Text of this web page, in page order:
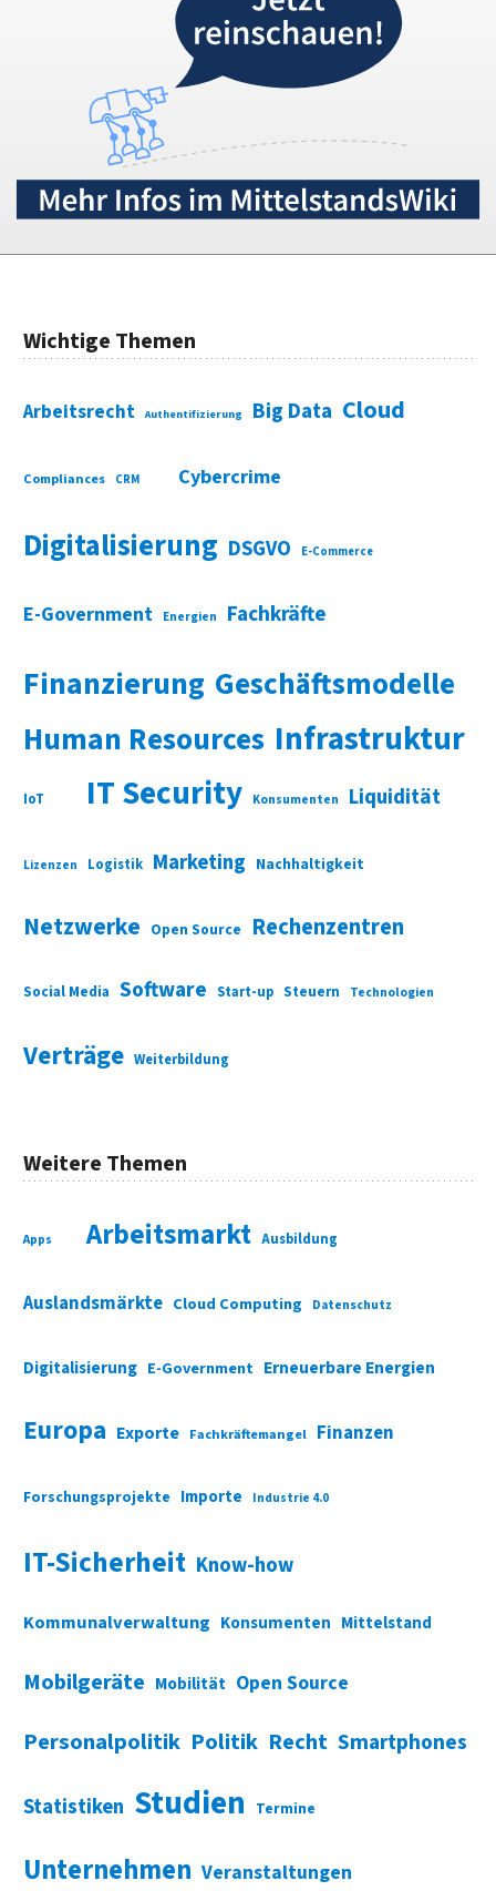
Wichtige Themen
Arbeitsrecht Authentifizierung Big Data Cloud
Compliances CRM Cybercrime
Digitalisierung DSGVO E-Commerce
E-Government Energien Fachkräfte
Finanzierung Geschäftsmodelle
Human Resources Infrastruktur
IoT IT Security Konsumenten Liquidität
Lizenzen Logistik Marketing Nachhaltigkeit
Netzwerke Open Source Rechenzentren
Social Media Software Start-up Steuern Technologien
Verträge Weiterbildung
Weitere Themen
Apps Arbeitsmarkt Ausbildung
Auslandsmärkte Cloud Computing Datenschutz
Digitalisierung E-Government Erneuerbare Energien
Europa Exporte Fachkräftemangel Finanzen
Forschungsprojekte Importe Industrie 4.0
IT-Sicherheit Know-how
Kommunalverwaltung Konsumenten Mittelstand
Mobilgeräte Mobilität Open Source
Personalpolitik Politik Recht Smartphones
Statistiken Studien Termine
Unternehmen Veranstaltungen